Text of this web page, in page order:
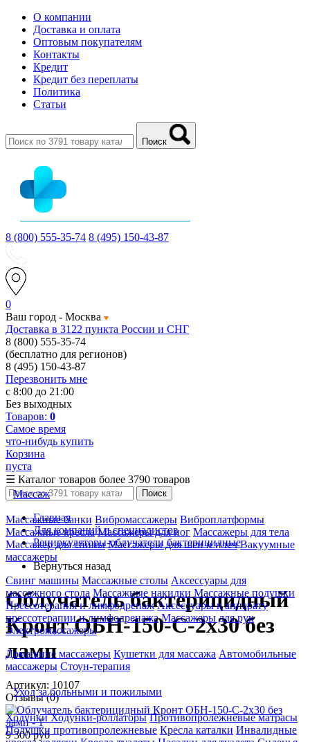
О компании
Доставка и оплата
Оптовым покупателям
Контакты
Кредит
Кредит без переплаты
Политика
Статьи
Поиск
8 (800) 555-35-74 8 (495) 150-43-87
0
Ваш город - Москва
Доставка в 3122 пункта России и СНГ
8 (800) 555-35-74
(бесплатно для регионов)
8 (495) 150-43-87
Перезвонить мне
с 8:00 до 21:00
Без выходных
Товаров: 0
Самое время
что-нибудь купить
Корзина
пуста
☰ Каталог товаров более 3790 товаров
Массаж
Массажные банки Вибромассажеры Виброплатформы
Массажные кресла Массажеры для ног Массажеры для тела
Массажер для спины Массажеры для шеи и плеч Вакуумные
массажеры
Свинг машины Массажные столы Аксессуары для
массажного стола Массажные накидки Массажные подушки
Прессотерапия и лимфодренаж Аксессуары к аппарату
прессотерапии и лимфодренажа Массажеры для рук
Электромассажеры
Домашние массажеры Кушетки для массажа Автомобильные
массажеры Стоун-терапия
Уход за больными и пожилыми
ХодункиХодунки-роллаторы Противопролежневые матрасы
Подушки противопролежневые Кресла каталки Инвалидные
Поиск
Главная
Для компаний и специалистов
Рециркуляторы-облучатели бактерицидные
Вернуться назад
Облучатель бактерицидный
Кронт ОБН-150-С-2x30 без
ламп
Артикул: 10107
Отзывы (0)
9 300 руб